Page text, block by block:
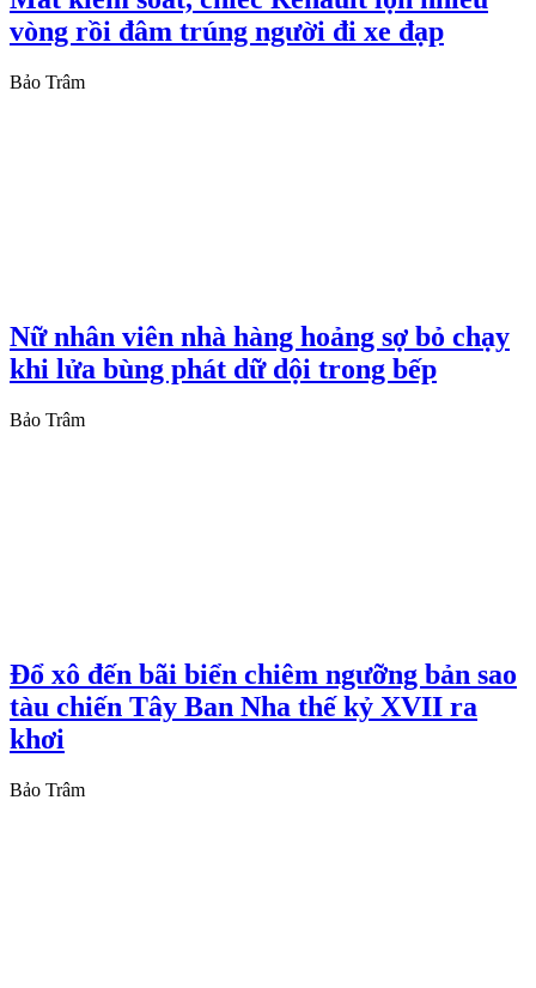
vòng rồi đâm trúng người đi xe đạp
Bảo Trâm
Nữ nhân viên nhà hàng hoảng sợ bỏ chạy
khi lửa bùng phát dữ dội trong bếp
Bảo Trâm
Đổ xô đến bãi biển chiêm ngưỡng bản sao
tàu chiến Tây Ban Nha thế kỷ XVII ra
khơi
Bảo Trâm